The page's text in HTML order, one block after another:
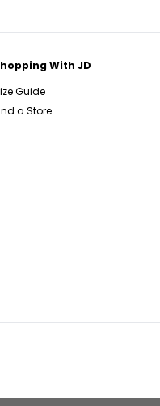
With JD
Guide
a Store